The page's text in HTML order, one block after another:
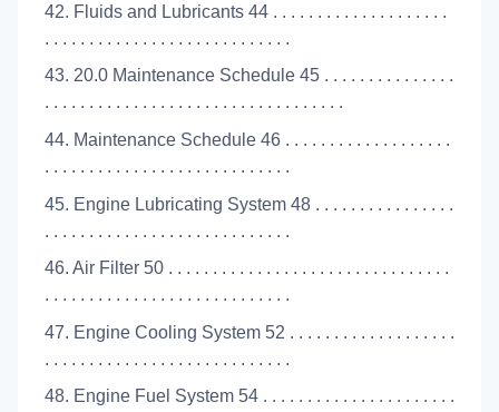
42. Fluids and Lubricants 44 . . . . . . . . . . . . . . . . . . . .
. . . . . . . . . . . . . . . . . . . . . . . . . . . .
43. 20.0 Maintenance Schedule 45 . . . . . . . . . . . . . . .
. . . . . . . . . . . . . . . . . . . . . . . . . . . . . . . . . .
44. Maintenance Schedule 46 . . . . . . . . . . . . . . . . . . .
. . . . . . . . . . . . . . . . . . . . . . . . . . . .
45. Engine Lubricating System 48 . . . . . . . . . . . . . . . .
. . . . . . . . . . . . . . . . . . . . . . . . . . . .
46. Air Filter 50 . . . . . . . . . . . . . . . . . . . . . . . . . . . . . . . .
. . . . . . . . . . . . . . . . . . . . . . . . . . . .
47. Engine Cooling System 52 . . . . . . . . . . . . . . . . . . .
. . . . . . . . . . . . . . . . . . . . . . . . . . . .
48. Engine Fuel System 54 . . . . . . . . . . . . . . . . . . . . . .